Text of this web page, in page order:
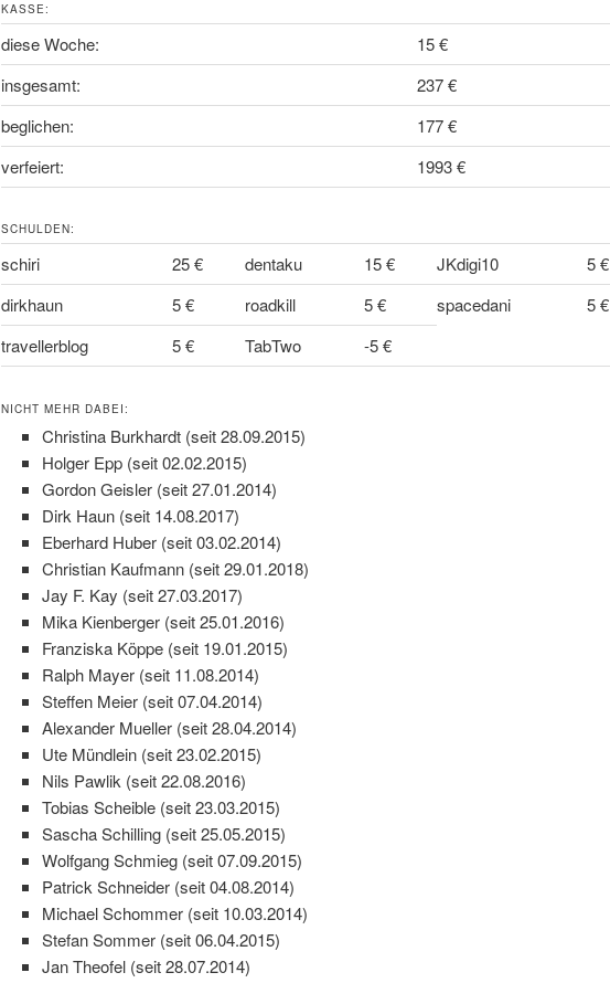
KASSE:
diese Woche:
15 €
insgesamt:
237 €
beglichen:
177 €
verfeiert:
1993 €
SCHULDEN:
schiri 25 € dentaku 15 € JKdigi10
5 €
dirkhaun
5 € roadkill 5 € spacedani
5 €
travellerblog
5 € TabTwo -5 €
NICHT MEHR DABEI:
Christina Burkhardt (seit 28.09.2015)
Holger Epp (seit 02.02.2015)
Gordon Geisler (seit 27.01.2014)
Dirk Haun (seit 14.08.2017)
Eberhard Huber (seit 03.02.2014)
Christian Kaufmann (seit 29.01.2018)
Jay F. Kay (seit 27.03.2017)
Mika Kienberger (seit 25.01.2016)
Franziska Köppe (seit 19.01.2015)
Ralph Mayer (seit 11.08.2014)
Steffen Meier (seit 07.04.2014)
Alexander Mueller (seit 28.04.2014)
Ute Mündlein (seit 23.02.2015)
Nils Pawlik (seit 22.08.2016)
Tobias Scheible (seit 23.03.2015)
Sascha Schilling (seit 25.05.2015)
Wolfgang Schmieg (seit 07.09.2015)
Patrick Schneider (seit 04.08.2014)
Michael Schommer (seit 10.03.2014)
Stefan Sommer (seit 06.04.2015)
Jan Theofel (seit 28.07.2014)